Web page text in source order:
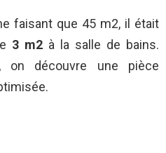
faisant que 45 m2, il était
3 m2 à la salle de bains.
on découvre une pièce